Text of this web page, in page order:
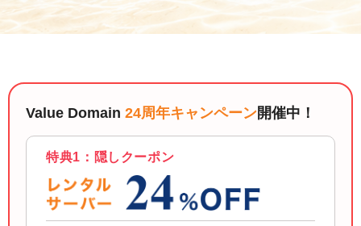
Value Domain Oneアカウント作成
以下でも登録可能
Google Yahoo!
Value Domain 24周年キャンペーン開催中！
特典1：隠しクーポン